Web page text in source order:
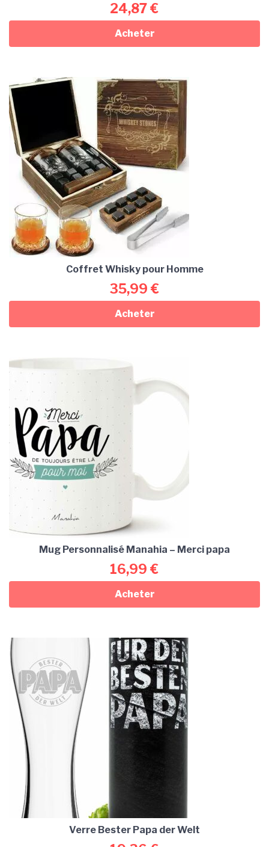
24,87€
Acheter
Coffret Whisky pour Homme
35,99 €
Acheter
Mug Personnalisé Manahia – Merci papa
16,99 €
Acheter
Verre Bester Papa der Welt